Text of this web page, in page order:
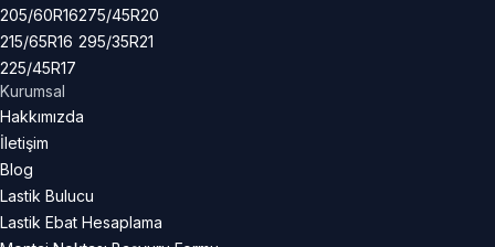
205/60R16
215/65R16
225/45R17
275/45R20
295/35R21
Kurumsal
Hakkımızda
İletişim
Blog
Lastik Bulucu
Lastik Ebat Hesaplama